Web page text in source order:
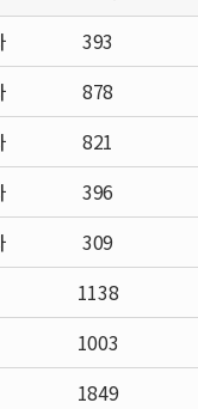
393
878
821
396
309
1138
1003
1849